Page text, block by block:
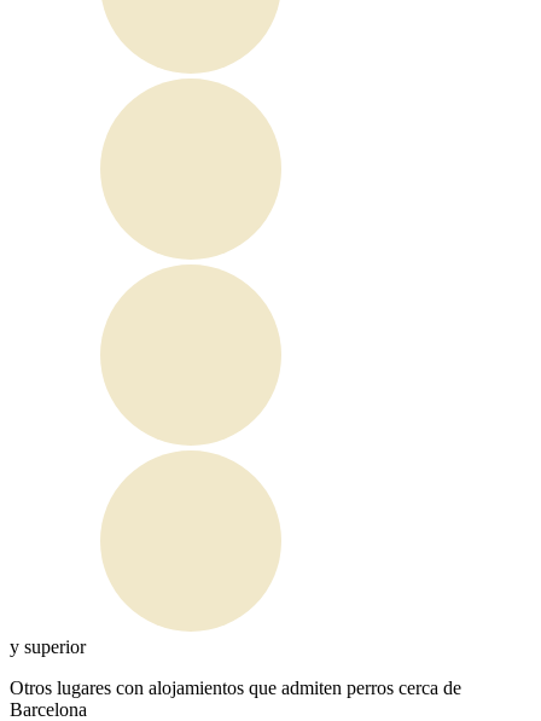
y superior
Otros lugares con alojamientos que admiten perros cerca de
Barcelona